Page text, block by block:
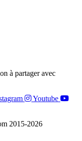
à partager avec
Youtube
2015-2026